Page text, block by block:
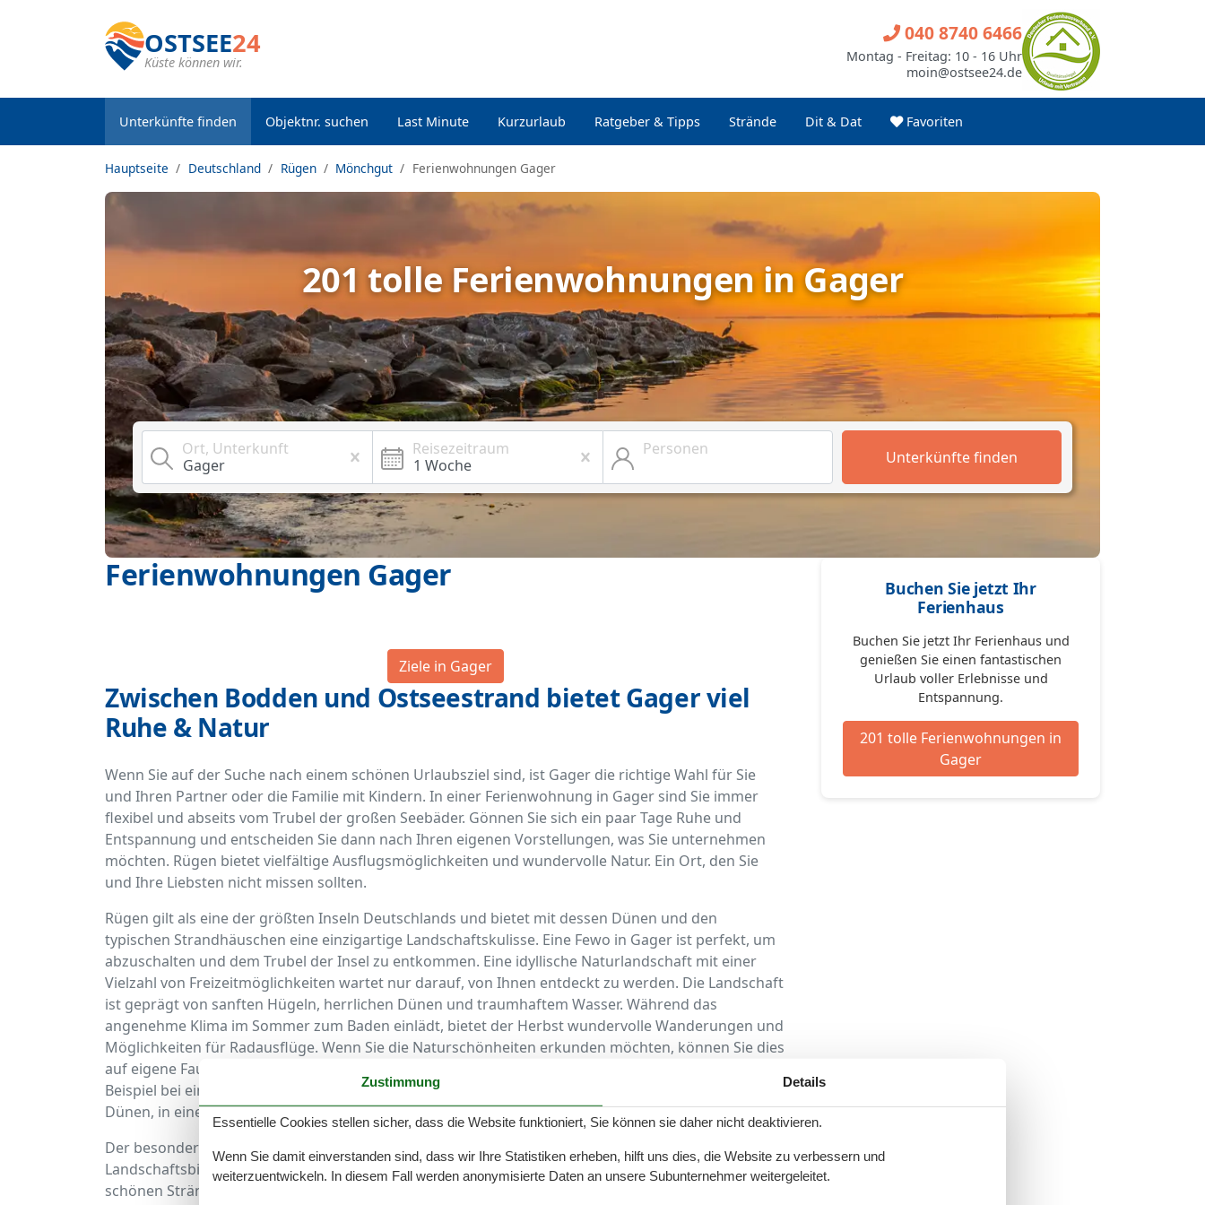
OSTSEE24
Küste können wir.
Unterkünfte finden Objektnr. suchen Last Minute Kurzurlaub Ratgeber & Tipps Strände Dit & Dat Favoriten
040 8740 6466
Montag - Freitag: 10 - 16 Uhr
moin@ostsee24.de
Hauptseite Deutschland Rügen Mönchgut Ferienwohnungen Gager
201 tolle Ferienwohnungen in Gager
Ort, Unterkunft Reisezeitraum Personen Unterkünfte finden
Ferienwohnungen Gager
Ziele in Gager
Zwischen Bodden und Ostseestrand bietet Gager viel
Ruhe & Natur
Wenn Sie auf der Suche nach einem schönen Urlaubsziel sind, ist Gager die richtige Wahl für Sie
und Ihren Partner oder die Familie mit Kindern. In einer Ferienwohnung in Gager sind Sie immer
flexibel und abseits vom Trubel der großen Seebäder. Gönnen Sie sich ein paar Tage Ruhe und
Entspannung und entscheiden Sie dann nach Ihren eigenen Vorstellungen, was Sie unternehmen
möchten. Rügen bietet vielfältige Ausflugsmöglichkeiten und wundervolle Natur. Ein Ort, den Sie
und Ihre Liebsten nicht missen sollten.
Rügen gilt als eine der größten Inseln Deutschlands und bietet mit dessen Dünen und den
typischen Strandhäuschen eine einzigartige Landschaftskulisse. Eine Fewo in Gager ist perfekt, um
abzuschalten und dem Trubel der Insel zu entkommen. Eine idyllische Naturlandschaft mit einer
Vielzahl von Freizeitmöglichkeiten wartet nur darauf, von Ihnen entdeckt zu werden. Die Landschaft
ist geprägt von sanften Hügeln, herrlichen Dünen und traumhaftem Wasser. Während das
angenehme Klima im Sommer zum Baden einlädt, bietet der Herbst wundervolle Wanderungen und
Möglichkeiten für Radausflüge. Wenn Sie die Naturschönheiten erkunden möchten, können Sie dies
auf eigene Faust tun oder eine geführte Tour mit der Familie buchen. Erkunden Sie die Region, zum
Beispiel bei einem Bootsausflug vom Wasser aus oder suchen Sie sich ein schönes Fleckchen in den
Dünen, in einem Strandhäuschen.
Der besondere Ortsteil der Gemeinde Mönchgut ist von herrlichen Küsten umgeben, die das
Landschaftsbild prägen. Eine Ferienwohnung in der Umgebung punktet demnach nicht nur mit
schönen Stränden, sondern auch einzigartigen Naturspektakeln, die Sie nicht verpassen sollten.
Buchen Sie jetzt Ihr
Ferienhaus
Buchen Sie jetzt Ihr Ferienhaus und
genießen Sie einen fantastischen
Urlaub voller Erlebnisse und
Entspannung.
201 tolle Ferienwohnungen in
Gager
Zustimmung Details
Essentielle Cookies stellen sicher, dass die Website funktioniert, Sie können sie daher nicht deaktivieren.
Wenn Sie damit einverstanden sind, dass wir Ihre Statistiken erheben, hilft uns dies, die Website zu verbessern und
weiterzuentwickeln. In diesem Fall werden anonymisierte Daten an unsere Subunternehmer weitergeleitet.